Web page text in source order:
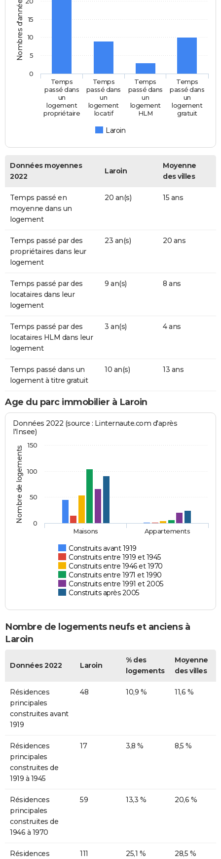
Nombres d'années
Laroin
Temps
passé dans
un
logement
propriétaire
Temps
passé dans
un
logement
locatif
Temps
passé dans
un
logement
HLM
Temps
passé dans
un
logement
gratuit
0
5
10
15
Données moyennes
2022
Laroin
Moyenne
des villes
Temps passé en
moyenne dans un
logement
20 an(s) 15 ans
Temps passé par des
propriétaires dans leur
logement
23 an(s) 20 ans
Temps passé par des
locataires dans leur
logement
9 an(s) 8 ans
Temps passé par des
locataires HLM dans leur
logement
3 an(s) 4 ans
Temps passé dans un
logement à titre gratuit
10 an(s) 13 ans
Age du parc immobilier à Laroin
Nombre de logements
Données 2022 (source : Linternaute.com d'après
l'Insee)
Construits avant 1919
Construits entre 1919 et 1945
Construits entre 1946 et 1970
Construits entre 1971 et 1990
Construits entre 1991 et 2005
Construits après 2005
Maisons Appartements
0
50
100
150
Nombre de logements neufs et anciens à
Laroin
Données 2022 Laroin
% des
logements
Moyenne
des villes
Résidences
principales
construites avant
1919
48 10,9 % 11,6 %
Résidences
principales
construites de
1919 à 1945
17 3,8 % 8,5 %
Résidences
principales
construites de
1946 à 1970
59 13,3 % 20,6 %
Résidences
111 25,1 % 28,5 %